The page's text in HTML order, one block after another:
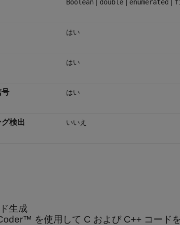
Boolean double enumerated
はい
はい
号 はい
検出 いいえ
生成
を使用して C および C++ コードを